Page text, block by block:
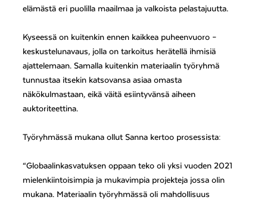
elämästä eri puolilla maailmaa ja valkoista pelastajuutta.
Kyseessä on kuitenkin ennen kaikkea puheenvuoro –
keskustelunavaus, jolla on tarkoitus herätellä ihmisiä
ajattelemaan. Samalla kuitenkin materiaalin työryhmä
tunnustaa itsekin katsovansa asiaa omasta
näkökulmastaan, eikä väitä esiintyvänsä aiheen
auktoriteettina.
Työryhmässä mukana ollut Sanna kertoo prosessista:
“Globaalinkasvatuksen oppaan teko oli yksi vuoden 2021
mielenkiintoisimpia ja mukavimpia projekteja jossa olin
mukana. Materiaalin työryhmässä oli mahdollisuus